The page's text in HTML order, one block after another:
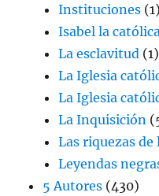
Instituciones (1)
Isabel la católica
La esclavitud (1)
La Iglesia
La Iglesia
La Inquisición
Las riquezas de
Leyendas
5 Autores (430)